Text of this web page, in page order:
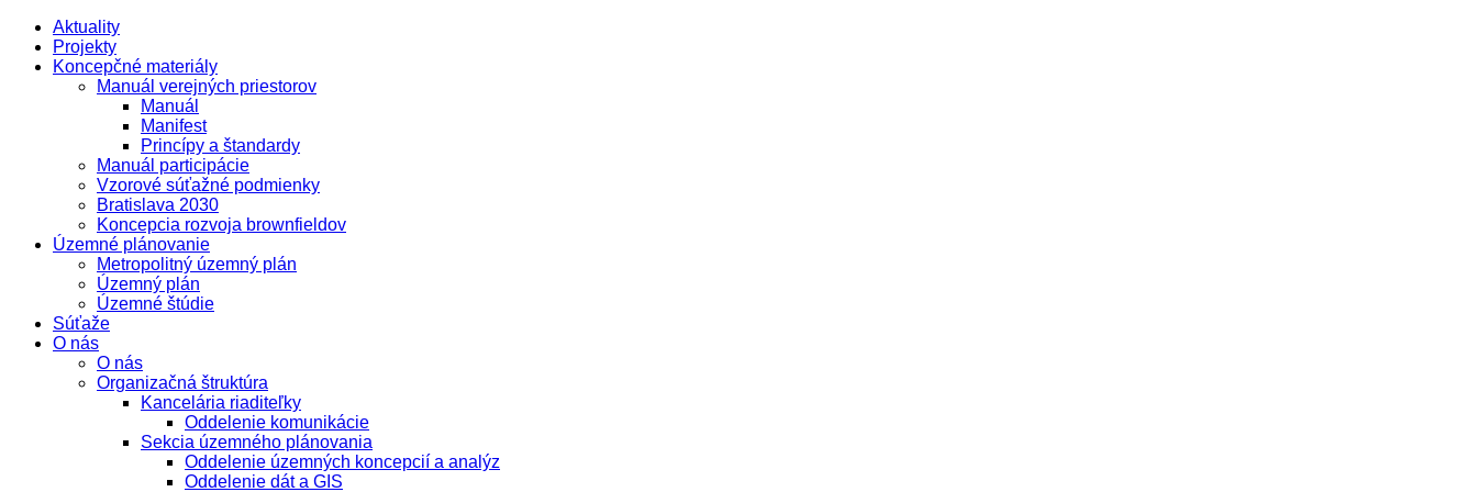
Aktuality
Projekty
Koncepčné materiály
Manuál verejných priestorov
Manuál
Manifest
Princípy a štandardy
Manuál participácie
Vzorové súťažné podmienky
Bratislava 2030
Koncepcia rozvoja brownfieldov
Územné plánovanie
Metropolitný územný plán
Územný plán
Územné štúdie
Súťaže
O nás
O nás
Organizačná štruktúra
Kancelária riaditeľky
Oddelenie komunikácie
Sekcia územného plánovania
Oddelenie územných koncepcií a analýz
Oddelenie dát a GIS